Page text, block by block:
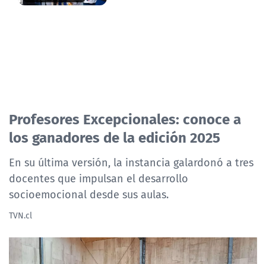
Profesores Excepcionales: conoce a
los ganadores de la edición 2025
En su última versión, la instancia galardonó a tres
docentes que impulsan el desarrollo
socioemocional desde sus aulas.
TVN.cl